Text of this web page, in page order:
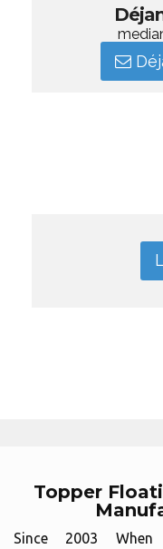
Topper
Since 2003